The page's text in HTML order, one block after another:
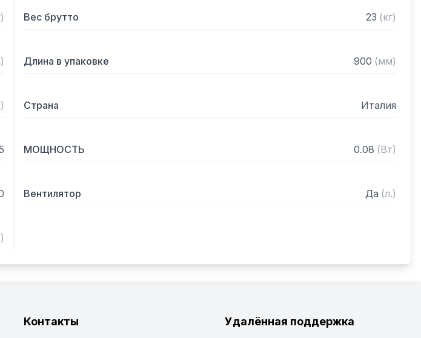
) Вес брутто 23 (кг)
) Длина в упаковке 900 (мм)
) Страна Италия
МОЩНОСТЬ 0.08 (Вт)
Вентилятор Да (л.)
)
Контакты Удалённая поддержка